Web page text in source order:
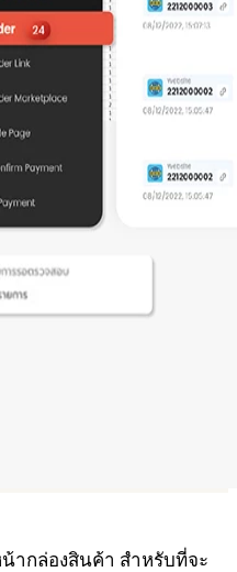
ากล่องสินค้า สำหรับที่จะ